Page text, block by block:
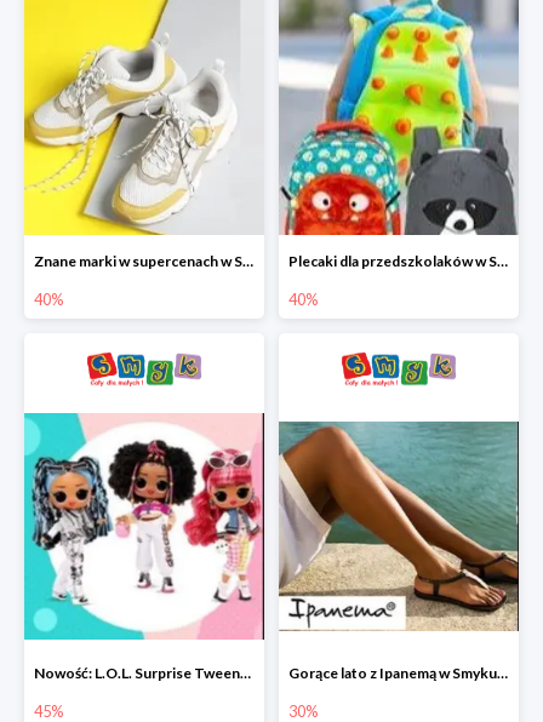
Znane marki w supercenach w Smyku - buty do -40%
40%
Plecaki dla przedszkolaków w Smyku do -40%
40%
Nowość: L.O.L. Surprise Tweens Doll w Smyku do -45%
45%
Gorące lato z Ipanemą w Smyku do -30%
30%